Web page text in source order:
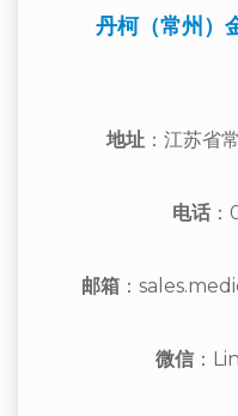
丹柯（常州）
地址：江苏省
电话：
邮箱：
微信 ：